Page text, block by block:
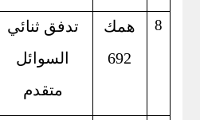
8
همك
692
تدفق ثنائي
السوائل
متقدم